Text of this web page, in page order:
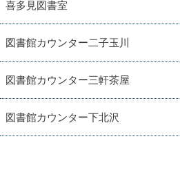
喜多見図書室
図書館カウンター二子玉川
図書館カウンター三軒茶屋
図書館カウンター下北沢